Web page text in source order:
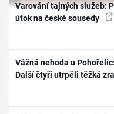
Varování tajných služeb:
útok na české sousedy
Vážná nehoda u
Další čtyři utrpěli těžká